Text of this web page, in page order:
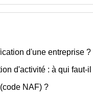
d'une entreprise ?
d'activité : à qui faut-
NAF) ?